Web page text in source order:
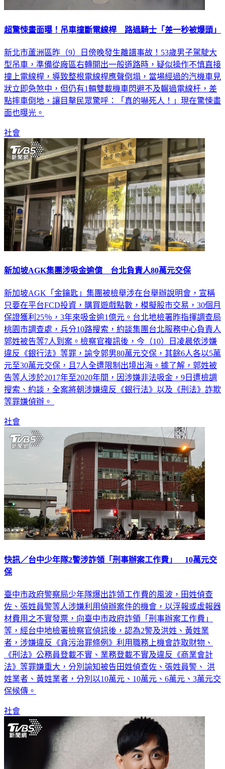
超驚悚畫面曝！吊車撞斷電線桿 路過騎士「差一秒被爆頭」
新北市蘆洲區昨（9）日傍晚發生離譜事故！53歲男子駕駛大
型吊車，準備從廠區右轉開出一般道路時，疑似操作不慎直接
撞上電線桿，導致整根電線桿應聲倒塌，當場經過的汽機車見
狀立即急煞中，但仍有1輛雙載機車閃避不及輾過電線杆，差
點摔車倒地，讓目擊民眾驚呼：「真的嚇死人！」現在驚悚畫
面也曝光。
社會
新加坡AGK集團涉吸金逾億 台北負責人80萬元交保
新加坡AGK「金鑰匙」集團被檢舉涉在台舉辦說明會，宣稱
只要在平台FCD投資，購買遊戲點數，模擬股市交易，30個月
保證獲利25％，3年來吸金逾1億元。台北地檢署昨指揮調查局
桃園市調查處，兵分10路搜索，約談集團台北服務中心負責人
郭姓被告等7人到案。檢察官複訊後，今（10）日凌晨依涉嫌
違反《銀行法》等罪，諭令郭男80萬元交保，其餘6人各以5萬
元至30萬元交保，且7人全遭限制出境出海。據了解，郭姓被
告等人涉於2017年至2020年間，因涉嫌非法吸金，9日遭檢調
搜索、約談，全案將朝涉嫌違反《銀行法》以及《刑法》詐欺
等罪嫌偵辦。
社會
快訊／台中少年隊2警涉詐領「刑事辦案工作費」 10萬元交
保
臺中市政府警察局少年隊爆出詐領工作費的風波，田姓偵查
佐、張姓員警等人涉嫌利用偵辦案件的機會，以浮報或虛報器
材費用之不實發票，向臺中市政府詐領「刑事辦案工作費」
等，經台中地檢署檢察官偵訊後，認為2警及洪姓、黃姓業
者，涉嫌違反《貪污治罪條例》利用職務上機會詐取財物、
《刑法》公務員登載不實、業務登載不實及違反《商業會計
法》等罪嫌重大，分別諭知被告田姓偵查佐、張姓員警、 洪
姓業者、黃姓業者，分別以10萬元、10萬元、6萬元、3萬元交
保候傳。
社會